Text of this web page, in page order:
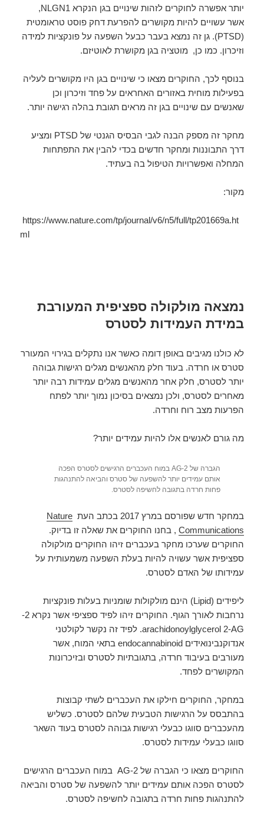
יותר אפשרה לחוקרים לזהות שינויים בגן הנקרא NLGN1
,
אשר עשויים להיות מקושרים להפרעת דחק פוסט טראומטית
(PTSD). גן זה נמצא בעבר כבעל השפעה על פונקציות למידה
וזיכרון. כמו כן, מוטציה בגן מקושרת לאוטיזם.
בנוסף לכך, החוקרים מצאו כי שינויים בגן היו מקושרים לעליה
בפעילות מוחית באזורים האחראים על פחד וזיכרון וכן
שאנשים עם שינויים בגן זה מראים תגובת בהלה רגישה יותר.
מחקר זה מספק הבנה לגבי הבסיס הגנטי של PTSD ומציע
דרך התבוננות ומחקר חדשים בכדי להבין את התפתחות
המחלה ואפשרויות הטיפול בה בעתיד.
מקור:
https://www.nature.com/tp/journal/v6/n5/full/tp201669a.ht
ml
נמצאה מולקולה ספציפית המעורבת
במידת העמידות לסטרס
לא כולנו מגיבים באופן דומה כאשר אנו נתקלים בגירוי המעורר
סטרס או חרדה. בעוד חלק מהאנשים מגלים רגישות גבוהה
יותר לסטרס, חלק אחר מהאנשים מגלים עמידות רבה יותר
מאחרים לסטרס, ולכן נמצאים בסיכון נמוך יותר לפתח
הפרעות מצב רוח וחרדה.
מה גורם לאנשים אלו להיות עמידים יותר?
הגברה של 2-AG במוח העכברים הרגישים לסטרס הפכה
אותם עמידים יותר להשפעה של סטרס והביאה להתנהגות
פחות חרדה בתגובה לחשיפה לסטרס.
במחקר חדש שפורסם במרץ 2017 בכתב העת
Nature
Communications , בחנו החוקרים את שאלה זו בדיוק.
החוקרים שערכו מחקר בעכברים זיהו החוקרים מולקולה
ספציפית אשר עשויה להיות בעלת השפעה משמעותית על
עמידותו של האדם לסטרס.
ליפידים (Lipid) הינם מולקולות שומניות בעלות פונקציות
נרחבות לאורך הגוף. החוקרים זיהו לפיד ספציפי אשר נקרא 2-
arachidonoylglycerol 2-AG. לפיד זה נקשר לקולטני
אנדוקנבינואידים endocannabinoid בתאי המוח, אשר
מעורבים בעיבוד חרדה, בתגובתיות לסטרס ובזיכרונות
המקושרים לפחד.
במחקר, החוקרים חילקו את העכברים לשתי קבוצות
בהתבסס על הרגישות הטבעית שלהם לסטרס. כשליש
מהעכברים סווגו כבעלי רגישות גבוהה לסטרס בעוד השאר
סווגו כבעלי עמידות לסטרס.
החוקרים מצאו כי הגברה של 2-AG במוח העכברים הרגישים
לסטרס הפכה אותם עמידים יותר להשפעה של סטרס והביאה
להתנהגות פחות חרדה בתגובה לחשיפה לסטרס.